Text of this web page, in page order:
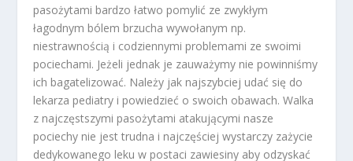
pasożytami bardzo łatwo pomylić ze zwykłym
łagodnym bólem brzucha wywołanym np.
niestrawnością i codziennymi problemami ze swoimi
pociechami. Jeżeli jednak je zauważymy nie powinniśmy
ich bagatelizować. Należy jak najszybciej udać się do
lekarza pediatry i powiedzieć o swoich obawach. Walka
z najczęstszymi pasożytami atakującymi nasze
pociechy nie jest trudna i najczęściej wystarczy zażycie
dedykowanego leku w postaci zawiesiny aby odzyskać